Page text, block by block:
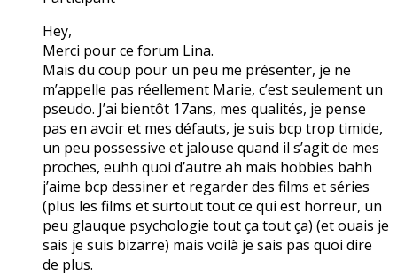
Hey,
Merci pour ce forum Lina.
Mais du coup pour un peu me présenter, je ne
m’appelle pas réellement Marie, c’est seulement un
pseudo. J’ai bientôt 17ans, mes qualités, je pense
pas en avoir et mes défauts, je suis bcp trop timide,
un peu possessive et jalouse quand il s’agit de mes
proches, euhh quoi d’autre ah mais hobbies bahh
j’aime bcp dessiner et regarder des films et séries
(plus les films et surtout tout ce qui est horreur, un
peu glauque psychologie tout ça tout ça) (et ouais je
sais je suis bizarre) mais voilà je sais pas quoi dire
de plus.